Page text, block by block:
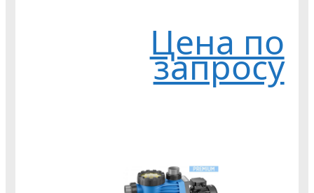
Цена по
запросу